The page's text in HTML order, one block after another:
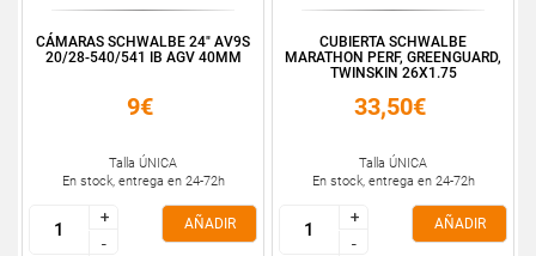
CÁMARAS SCHWALBE 24" AV9S
20/28-540/541 IB AGV 40MM
9€
Talla ÚNICA
En stock, entrega en 24-72h
+
-
+
-
AÑADIR
CUBIERTA SCHWALBE
MARATHON PERF, GREENGUARD,
TWINSKIN 26X1.75
33,50€
Talla ÚNICA
En stock, entrega en 24-72h
+
-
+
-
AÑADIR